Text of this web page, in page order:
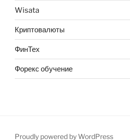
Wisata
Криптовалюты
ФинТех
Форекс обучение
Proudly powered by WordPress